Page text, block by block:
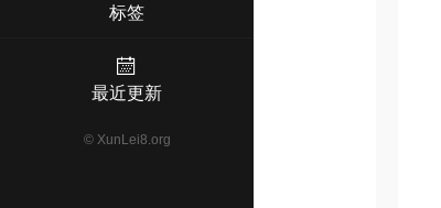
标签
最近更新
© XunLei8.org